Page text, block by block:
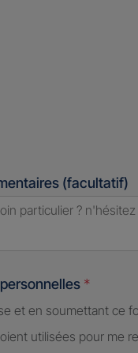
(facultatif)
*
et en soumettant ce
utilisées pour me